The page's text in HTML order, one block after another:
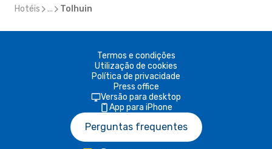
Hotéis ... Tolhuin
Termos e condições
Utilização de cookies
Política de privacidade
Press office
Versão para desktop
App para iPhone
Perguntas frequentes